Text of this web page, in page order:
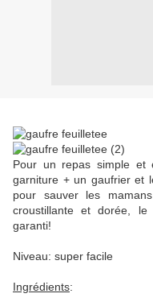
Pour un repas simple et
garniture + un gaufrier et
pour sauver les
croustillante et dorée,
garanti!
Niveau: super facile
Ingrédients: